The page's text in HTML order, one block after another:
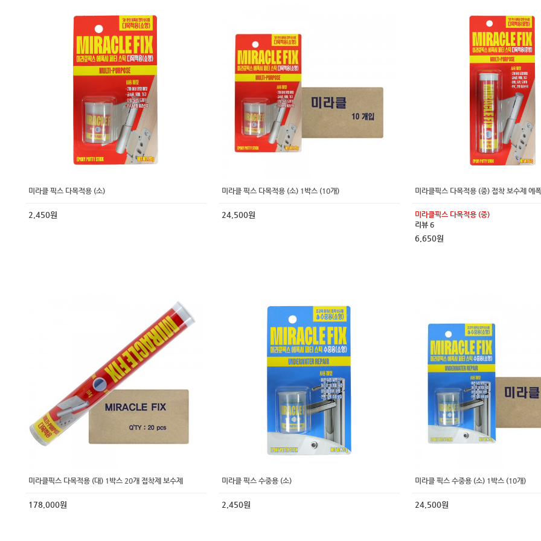
미라클 픽스 다목적용 (소)
2,450원
미라클 픽스 다목적용 (소) 1박스 (10개)
24,500원
미라클픽스 다목적용 (중) 접착 보수제 에
미라클픽스 다목적용 (중)
리뷰 6
6,650원
미라클픽스 다목적용 (대) 1박스 20개 접착제 보수제
178,000원
미라클 픽스 수중용 (소)
2,450원
미라클 픽스 수중용 (소) 1박스 (10개)
24,500원